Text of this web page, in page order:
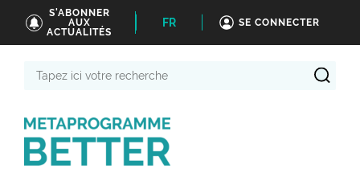
S'ABONNER
AUX
ACTUALITÉS
FR SE CONNECTER